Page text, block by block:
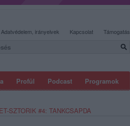
Profül Podcast Programok
Adatvédelem, irányelvek Kapcsolat Támogatás
SZTORIK #4: TANKCSAPDA